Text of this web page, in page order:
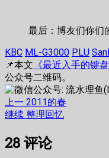
最后：博友们你们的
KBC ML-G3000 PLU
📌本文 《最近入手的键盘
公众号二维码。
文
章
导
上一 上
篇
章：
2011的春
继续 下
文
章：
整理回忆
28评论